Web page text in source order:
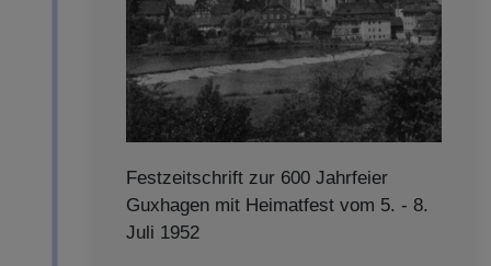
Festzeitschrift zur 600 Jahrfeier
Guxhagen mit Heimatfest vom 5. - 8.
Juli 1952